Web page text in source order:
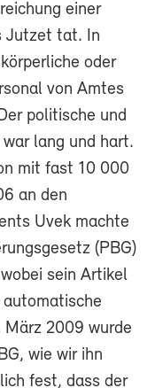
einer
Jutzet tat. In
oder
von Amtes
politische und
lang und hart.
mit fast 10 000
an den
Uvek machte
(PBG)
sein Artikel
2009 wurde
wie wir ihn
fest, dass der